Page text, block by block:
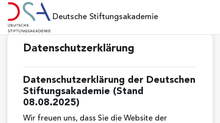
Zum Hauptinhalt
Deutsche Stiftungsakademie
Datenschutzerklärung
Datenschutzerklärung der Deutschen
Stiftungsakademie (Stand
08.08.2025)
Wir freuen uns, dass Sie die Website der